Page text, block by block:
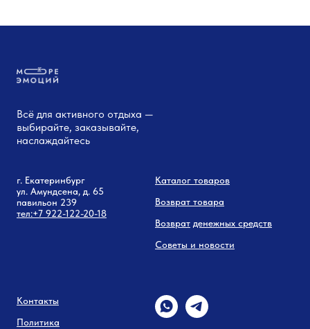
Всё для активного отдыха —
выбирайте, заказывайте,
наслаждайтесь
г. Екатеринбург
ул. Амундсена, д. 65
павильон 239
тел:+7 922-122-20-18
Каталог товаров
Возврат товара
Возврат денежных средств
Советы и новости
Контакты
Политика